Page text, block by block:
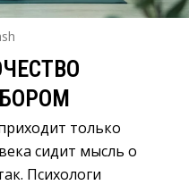
только
сидит мысль о
Психологи